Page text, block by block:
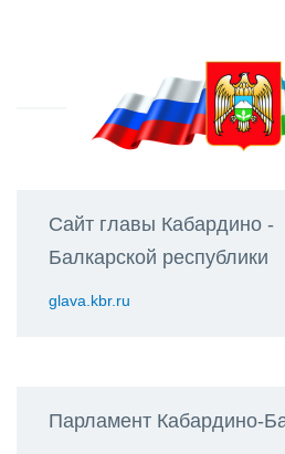
Сайт главы Кабардино -
Балкарской республики
glava.kbr.ru
Парламент Кабардино-